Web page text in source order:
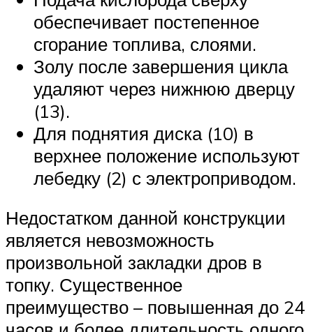
обеспечивает постепенное
сгорание топлива, слоями.
Золу после завершения цикла
удаляют через нижнюю дверцу
(13).
Для поднятия диска (10) в
верхнее положение используют
лебедку (2) с электроприводом.
Недостатком данной конструкции
является невозможность
произвольной закладки дров в
топку. Существенное
преимущество – повышенная до 24